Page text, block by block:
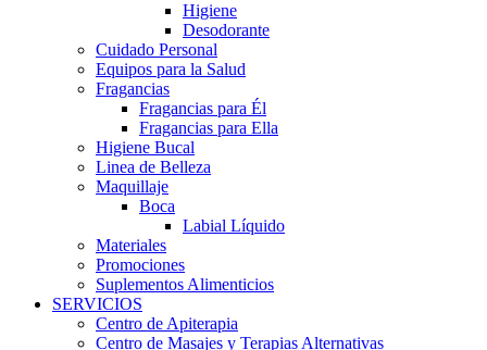
Higiene
Desodorante
Cuidado Personal
Equipos para la Salud
Fragancias
Fragancias para Él
Fragancias para Ella
Higiene Bucal
Linea de Belleza
Maquillaje
Boca
Labial Líquido
Materiales
Promociones
Suplementos Alimenticios
SERVICIOS
Centro de Apiterapia
Centro de Masajes y Terapias Alternativas